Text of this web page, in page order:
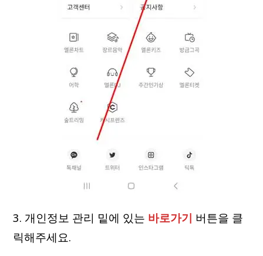
3. 개인정보 관리 밑에 있는 바로가기 버튼을 클
릭해주세요.